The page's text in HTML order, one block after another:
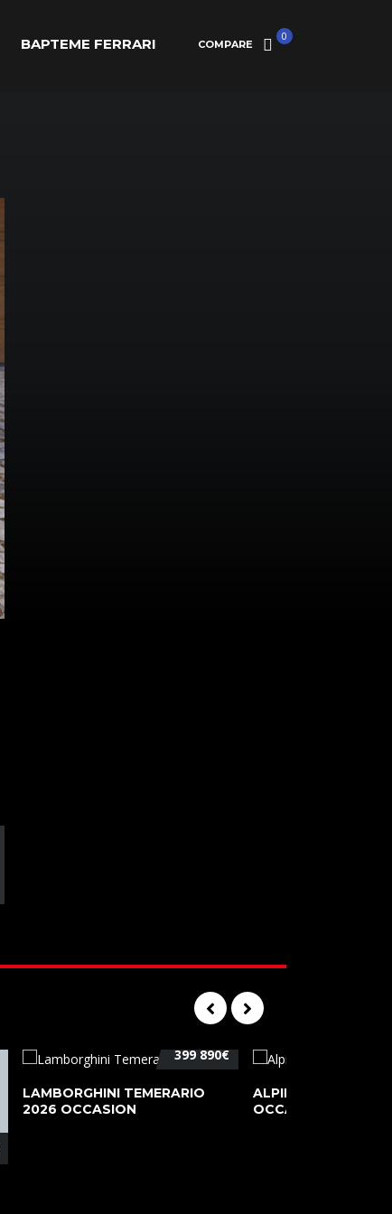
COMPARE
0
BAPTEME FERRARI
399 890€
LAMBORGHINI TEMERARIO
2026 OCCASION
ALPINE A110 PURE
OCCASION